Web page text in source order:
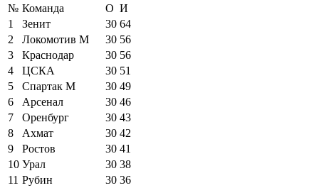
№ Команда О И
1
Зенит 30 64
2
Локомотив М 30 56
3
Краснодар 30 56
4
ЦСКА 30 51
5
Спартак М 30 49
6
Арсенал 30 46
7
Оренбург 30 43
8
Ахмат 30 42
9
Ростов 30 41
10 Урал 30 38
11 Рубин 30 36